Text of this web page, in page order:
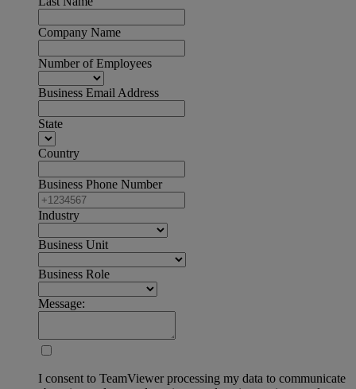
Company Name
Number of Employees
Business Email Address
State
Country
Business Phone Number
Industry
Business Unit
Business Role
Message:
I consent to TeamViewer processing my data to communicate